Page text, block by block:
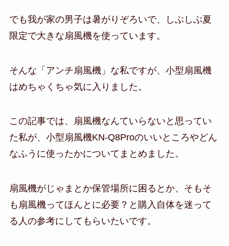
でも我が家の男子は暑がりぞろいで、しぶしぶ夏
限定で大きな扇風機を使っています。
そんな「アンチ扇風機」な私ですが、小型扇風機
はめちゃくちゃ気に入りました。
この記事では、扇風機なんていらないと思ってい
た私が、小型扇風機KN-Q8Proのいいところやどん
なふうに使ったかについてまとめました。
扇風機がじゃまとか保管場所に困るとか、そもそ
も扇風機ってほんとに必要？と購入自体を迷って
る人の参考にしてもらいたいです。